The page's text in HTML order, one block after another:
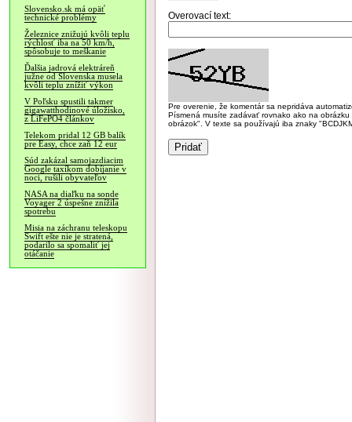
Slovensko.sk má opäť
technické problémy
Železnice znižujú kvôli teplu
rýchlosť iba na 50 km/h,
spôsobuje to meškanie
Ďalšia jadrová elektráreň
južne od Slovenska musela
kvôli teplu znížiť výkon
V Poľsku spustili takmer
gigawatthodinové úložisko,
z LiFePO4 článkov
Telekom pridal 12 GB balík
pre Easy, chce zaň 12 eur
Súd zakázal samojazdiacim
Google taxíkom dobíjanie v
noci, rušili obyvateľov
NASA na diaľku na sonde
Voyager 2 úspešne znížila
spotrebu
Misia na záchranu teleskopu
Swift ešte nie je stratená,
podarilo sa spomaliť jej
otáčanie
Overovací text:
Pre overenie, že komentár sa nepridáva
Písmená musíte zadávať rovnako ako na
obrázok". V texte sa používajú iba znaky